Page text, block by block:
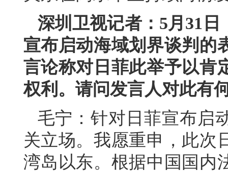
深圳卫视记者：5月31
宣布启动海域划界谈判的
言论称对日菲此举予以肯
权利。请问发言人对此有
毛宁：针对日菲宣布启
关立场。我愿重申，此次
湾岛以东。根据中国国内